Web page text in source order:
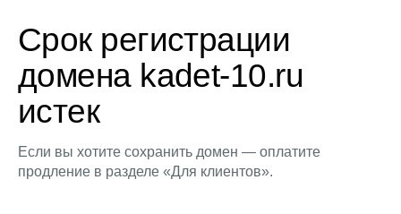
Срок регистрации
домена kadet-10.ru
истек
Если вы хотите сохранить домен — оплатите
продление в разделе «Для клиентов».